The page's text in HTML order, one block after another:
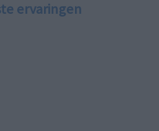
ervaringen